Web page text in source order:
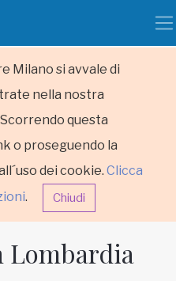
Milano si avvale di
nella nostra
questa
o proseguendo la
dei cookie. Clicca
. Chiudi
Lombardia